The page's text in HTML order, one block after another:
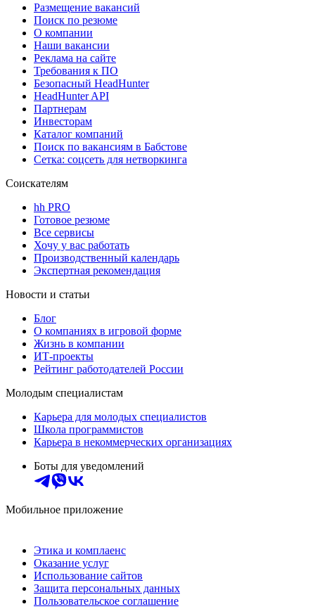
Размещение вакансий
Поиск по резюме
О компании
Наши вакансии
Реклама на сайте
Требования к ПО
Безопасный HeadHunter
HeadHunter API
Партнерам
Инвесторам
Каталог компаний
Поиск по вакансиям в Бабстове
Сетка: соцсеть для нетворкинга
Соискателям
hh PRO
Готовое резюме
Все сервисы
Хочу у вас работать
Производственный календарь
Экспертная рекомендация
Новости и статьи
Блог
О компаниях в игровой форме
Жизнь в компании
ИТ-проекты
Рейтинг работодателей России
Молодым специалистам
Карьера для молодых специалистов
Школа программистов
Карьера в некоммерческих организациях
Боты для уведомлений
Мобильное приложение
Этика и комплаенс
Оказание услуг
Использование сайтов
Защита персональных данных
Пользовательское соглашение